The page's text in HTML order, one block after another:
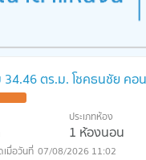
34.46 ตร.ม. โชคธนชัย ค
ประเภทห้อง
1 ห้องนอน
07/08/2026 11:02